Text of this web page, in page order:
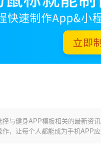
与健身APP模板相关的最新资讯
，让每个人都能成为手机APP应